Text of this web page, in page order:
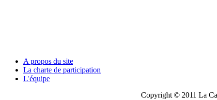
A propos du site
La charte de participation
L'équipe
Copyright © 2011 La